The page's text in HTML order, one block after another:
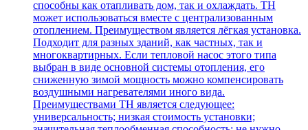
способны как отапливать дом, так и охлаждать. ТН
может использоваться вместе с централизованным
отоплением. Преимуществом является лёгкая установка.
Подходит для разных зданий, как частных, так и
многоквартирных. Если тепловой насос этого типа
выбран в виде основной системы отопления, его
сниженную зимой мощность можно компенсировать
воздушными нагревателями иного вида.
Преимуществами ТН является следующее:
универсальность; низкая стоимость установки;